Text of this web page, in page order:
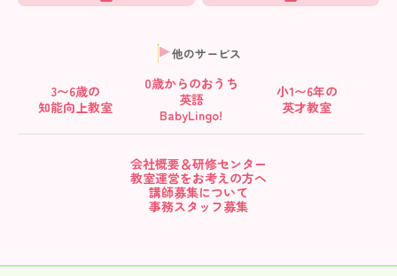
他のサービス
3〜6歳の
知能向上教室
0歳からのおうち
英語
BabyLingo!
小1〜6年の
英才教室
会社概要＆研修センター
教室運営をお考えの方へ
講師募集について
事務スタッフ募集